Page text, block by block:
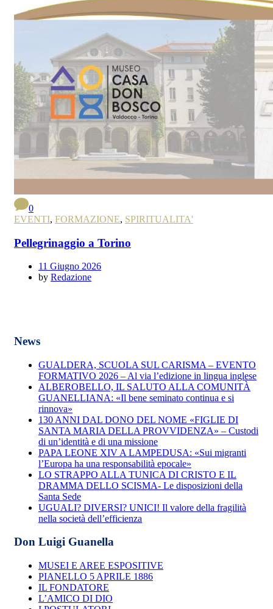
0
EVENTI, FORMAZIONE, SPIRITUALITA'
Pellegrinaggio a Torino
11 Giugno 2026
by Redazione
News
GUALDERA, SCUOLA SUL CARISMA – EVENTO
FORMATIVO 2026 – Al via l’edizione in lingua inglese
ALBEROBELLO, IL SALUTO ALLA COMUNITÀ
GUANELLIANA: «Il bene seminato continua e si
rinnova»
130 ANNI DAL DONO DEL NOME «FIGLIE DI
SANTA MARIA DELLA PROVVIDENZA» – Custodi
di un’identità e di una missione
PAPA LEONE XIV A LAMPEDUSA: «Sui migranti
l’Europa ha una responsabilità epocale»
LO STRAPPO ALLA TUNICA DI CRISTO E IL
DRAMMA DELLO SCISMA- Le disposizioni della
Santa Sede
UGUALI? DIVERSI? UNICI! Il valore della fragilità
nella società dell’efficienza
Don Luigi Guanella
MUSEI E AREE ESPOSITIVE
PIANELLO 5 APRILE 1886
IL FONDATORE
L’AMICO DI DIO